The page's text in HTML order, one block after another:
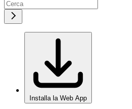
Installa la Web App